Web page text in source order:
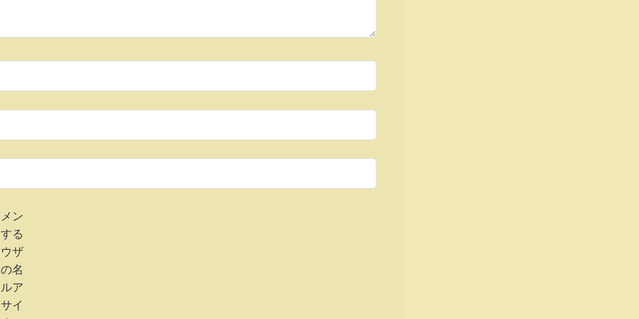
ン
る
ザ
名
ア
イ